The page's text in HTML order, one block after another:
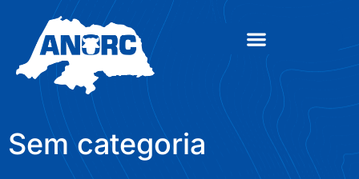
Sem categoria